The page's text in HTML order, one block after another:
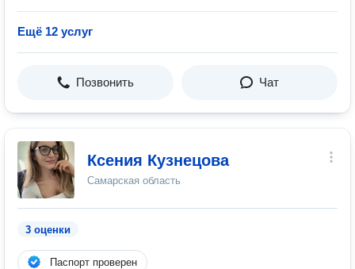
Ещё 12 услуг
Позвонить Чат
Ксения Кузнецова
Самарская область
3 оценки
Паспорт проверен